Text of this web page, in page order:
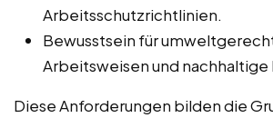
Arbeitsschutzrichtlinien.
Bewusstsein für
Arbeitsweisen und nachhaltige
Diese Anforderungen bilden die